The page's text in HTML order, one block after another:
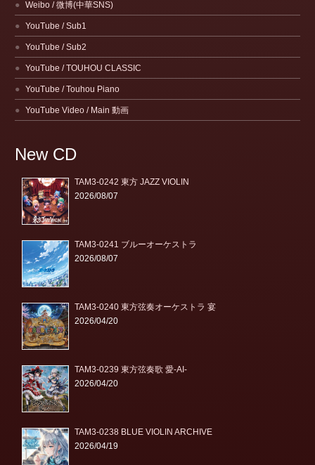
Weibo / 微博(中華SNS)
YouTube / Sub1
YouTube / Sub2
YouTube / TOUHOU CLASSIC
YouTube / Touhou Piano
YouTube Video / Main 動画
New CD
TAM3-0242 東方 JAZZ VIOLIN
2026/08/07
TAM3-0241 ブルーオーケストラ
2026/08/07
TAM3-0240 東方弦奏オーケストラ 宴
2026/04/20
TAM3-0239 東方弦奏歌 愛-AI-
2026/04/20
TAM3-0238 BLUE VIOLIN ARCHIVE
2026/04/19